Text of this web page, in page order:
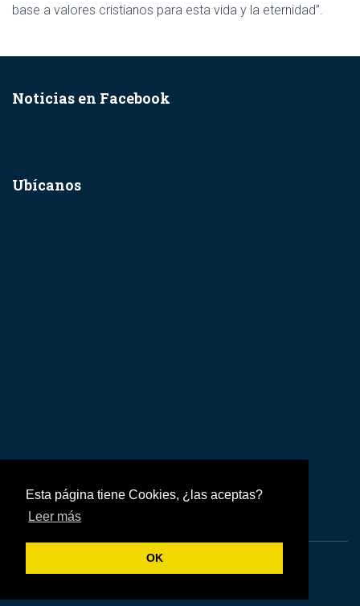
Esta página tiene Cookies, ¿las aceptas?
Leer más
OK
base a valores cristianos para esta vida y la eternidad”.
Noticias en Facebook
Ubícanos
Todos los Derechos Reservados 2021